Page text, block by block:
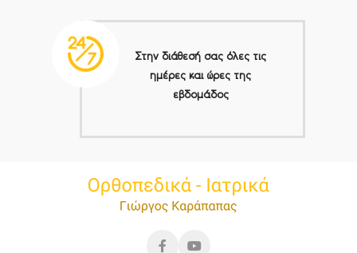
Στην διάθεσή σας όλες τις
ημέρες και ώρες της
εβδομάδος